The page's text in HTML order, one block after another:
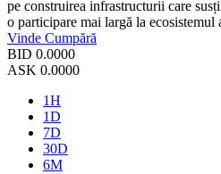
pe construirea infrastructurii care
o participare mai largă la ecosistemul
Vinde Cumpără
BID 0.0000
ASK 0.0000
1H
1D
7D
30D
6M